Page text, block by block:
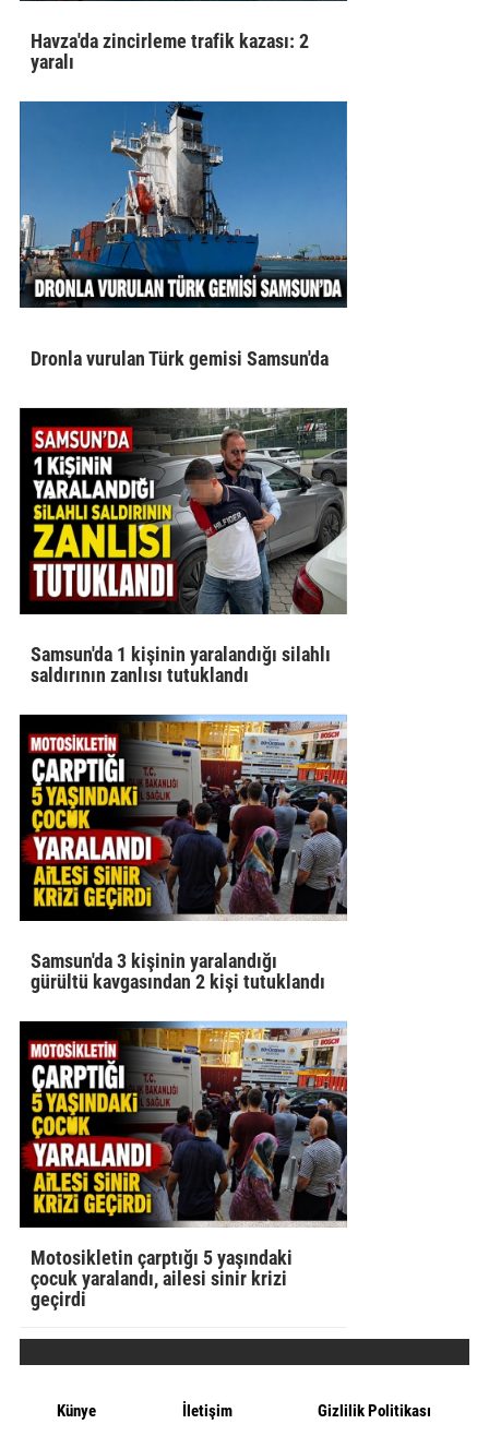
Havza'da zincirleme trafik kazası: 2
yaralı
Dronla vurulan Türk gemisi Samsun'da
Samsun'da 1 kişinin yaralandığı silahlı
saldırının zanlısı tutuklandı
Samsun'da 3 kişinin yaralandığı
gürültü kavgasından 2 kişi tutuklandı
Motosikletin çarptığı 5 yaşındaki
çocuk yaralandı, ailesi sinir krizi
geçirdi
Künye İletişim Gizlilik Politikası